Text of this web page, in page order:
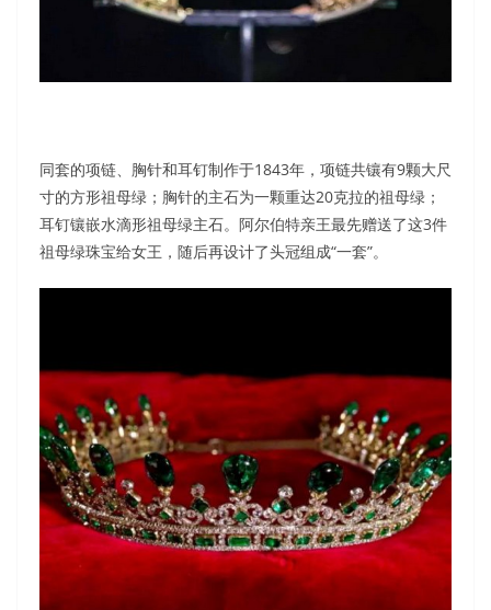
同套的项链、胸针和耳钉制作于1843年，项链共镶有9颗大尺
寸的方形祖母绿；胸针的主石为一颗重达20克拉的祖母绿；
耳钉镶嵌水滴形祖母绿主石。阿尔伯特亲王最先赠送了这3件
祖母绿珠宝给女王，随后再设计了头冠组成“一套”。